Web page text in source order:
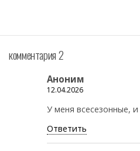
комментария 2
Аноним
12.04.2026
У меня всесезонные,
Ответить